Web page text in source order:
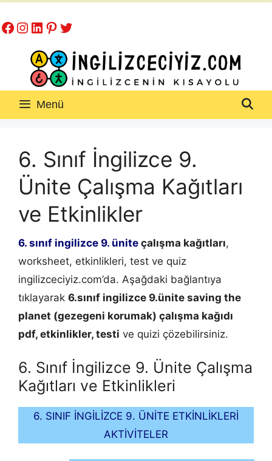
atla
Facebook
Instagram
LinkedIn
Pinterest
Twitter
Menü
6. Sınıf İngilizce 9.
Ünite Çalışma Kağıtları
ve Etkinlikler
6. sınıf ingilizce 9. ünite çalışma kağıtları,
worksheet, etkinlikleri, test ve quiz
ingilizceciyiz.com’da. Aşağdaki bağlantıya
tıklayarak 6.sınıf ingilizce 9.ünite saving the
planet (gezegeni korumak) çalışma kağıdı
pdf, etkinlikler, testi ve quizi çözebilirsiniz.
6. Sınıf İngilizce 9. Ünite Çalışma
Kağıtları ve Etkinlikleri
6. SINIF İNGİLİZCE 9. ÜNİTE ETKİNLİKLERİ
AKTİVİTELER